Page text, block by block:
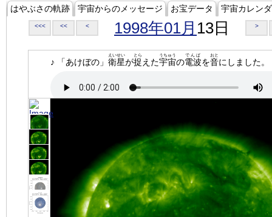
はやぶさの軌跡 宇宙からのメッセージ お宝データ 宇宙カレン
<<< << < 1998年01月 13日 >
♪ 「あけぼの」 衛星
えいせい
が捉
とら
えた宇宙
うちゅう
の電波
でんぱ
を音
おと
にしました。